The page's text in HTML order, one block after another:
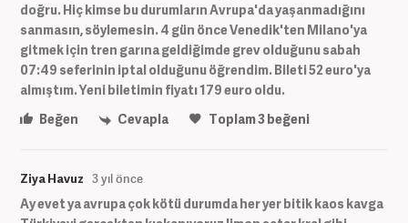
doğru. Hiç kimse bu durumların Avrupa'da yaşanmadığını
sanmasın, söylemesin. 4 gün önce Venedik'ten Milano'ya
gitmek için tren garına geldiğimde grev olduğunu sabah
07:49 seferinin iptal olduğunu öğrendim. Bileti 52 euro'ya
almıştım. Yeni biletimin fiyatı 179 euro oldu.
Beğen
Cevapla Toplam3beğeni
Ziya Havuz 3 yıl önce
Ay evet ya avrupa çok kötü durumda her yer bitik kaos kavga